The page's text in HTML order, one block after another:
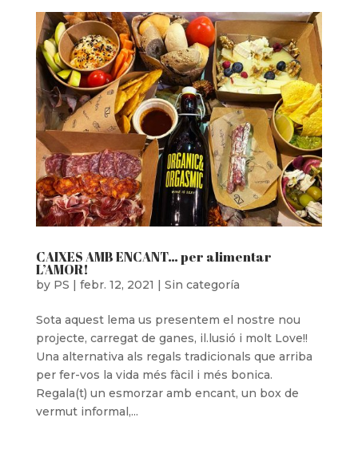
CAIXES AMB ENCANT… per alimentar
L’AMOR!
by PS | febr. 12, 2021 | Sin categoría
Sota aquest lema us presentem el nostre nou
projecte, carregat de ganes, il.lusió i molt Love!!
Una alternativa als regals tradicionals que arriba
per fer-vos la vida més fàcil i més bonica.
Regala(t) un esmorzar amb encant, un box de
vermut informal,...